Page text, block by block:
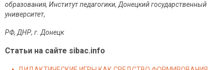
образования, Институт педагогики, Донецкий государственный
университет,
РФ, ДНР, г Донецк
Статьи на сайте sibac.info